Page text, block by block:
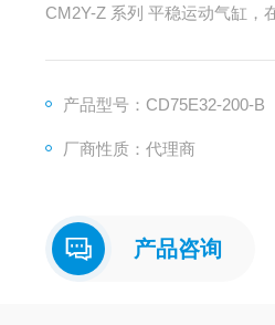
CM2Y-Z 系列 平稳运动气缸，
产品型号：CD75E32-200-B
厂商性质：代理商
产品咨询